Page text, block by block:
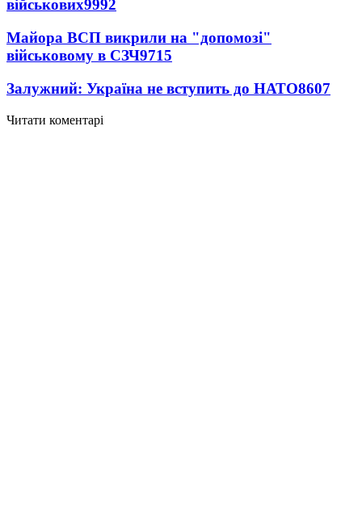
військових9992
Майора ВСП викрили на "допомозі"
військовому в СЗЧ9715
Залужний: Україна не вступить до НАТО8607
Читати коментарі